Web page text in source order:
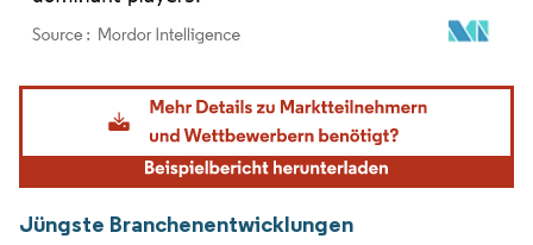
Bild © Mordor Intelligence. Wiederverwendung erfordert Namensnennung gemäß
Jüngste Branchenentwicklungen